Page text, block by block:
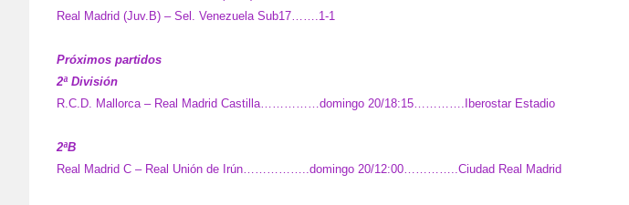
Real Madrid (Juv.B) – Sel. Venezuela Sub17…….1-1
Próximos partidos
2ª División
R.C.D. Mallorca – Real Madrid Castilla……………domingo 20/18:15………….Iberostar Estadio
2ªB
Real Madrid C – Real Unión de Irún……………..domingo 20/12:00…………..Ciudad Real Madrid